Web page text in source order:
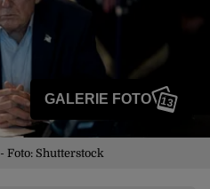
GALERIE FOTO 13
Foto: Shutterstock